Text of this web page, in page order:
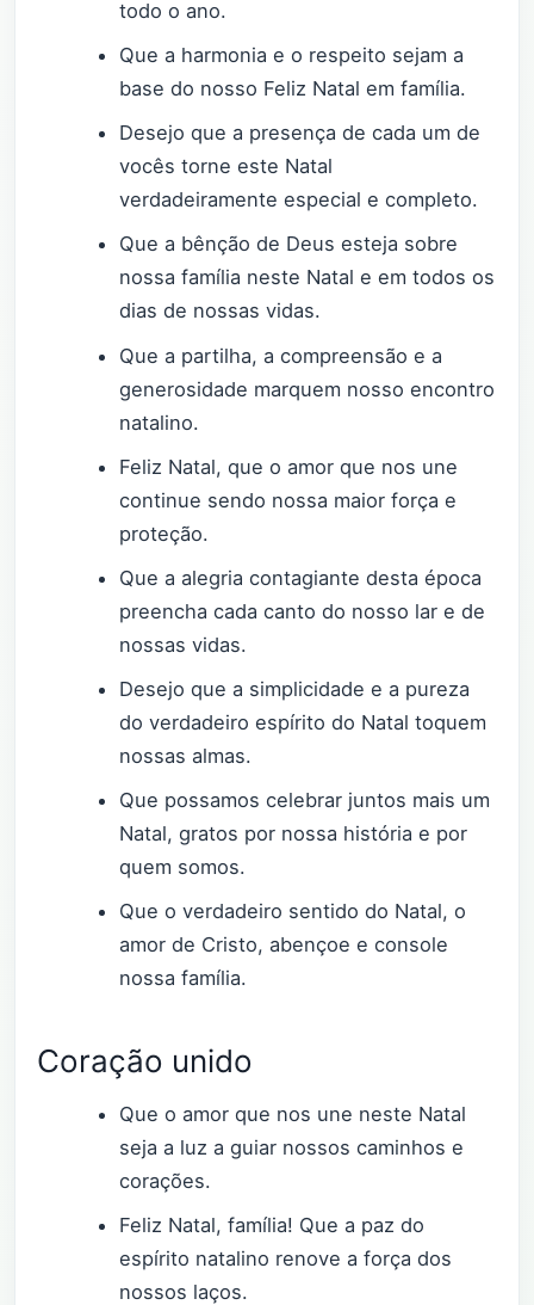
todo o ano.
Que a harmonia e o respeito sejam a
base do nosso Feliz Natal em família.
Desejo que a presença de cada um de
vocês torne este Natal
verdadeiramente especial e completo.
Que a bênção de Deus esteja sobre
nossa família neste Natal e em todos os
dias de nossas vidas.
Que a partilha, a compreensão e a
generosidade marquem nosso encontro
natalino.
Feliz Natal, que o amor que nos une
continue sendo nossa maior força e
proteção.
Que a alegria contagiante desta época
preencha cada canto do nosso lar e de
nossas vidas.
Desejo que a simplicidade e a pureza
do verdadeiro espírito do Natal toquem
nossas almas.
Que possamos celebrar juntos mais um
Natal, gratos por nossa história e por
quem somos.
Que o verdadeiro sentido do Natal, o
amor de Cristo, abençoe e console
nossa família.
Coração unido
Que o amor que nos une neste Natal
seja a luz a guiar nossos caminhos e
corações.
Feliz Natal, família! Que a paz do
espírito natalino renove a força dos
nossos laços.